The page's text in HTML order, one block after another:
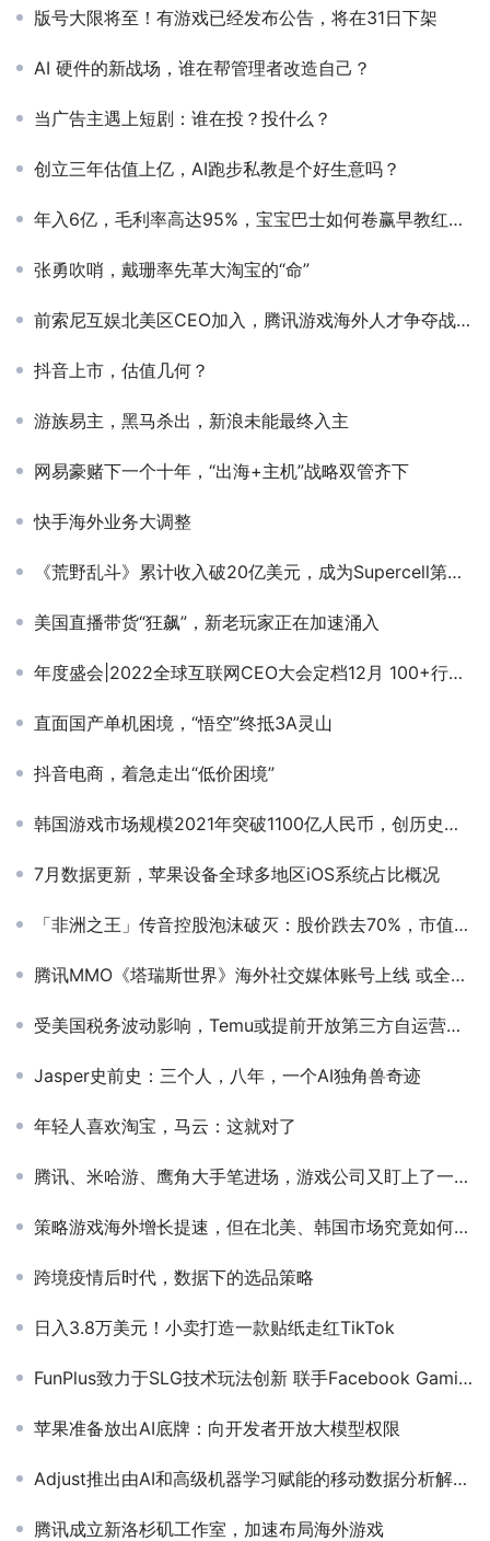
版号大限将至！有游戏已经发布公告，将在31日下架
AI 硬件的新战场，谁在帮管理者改造自己？
当广告主遇上短剧：谁在投？投什么？
创立三年估值上亿，AI跑步私教是个好生意吗？
年入6亿，毛利率高达95%，宝宝巴士如何卷赢早教红海？
张勇吹哨，戴珊率先革大淘宝的“命”
前索尼互娱北美区CEO加入，腾讯游戏海外人才争夺战又进一员
抖音上市，估值几何？
游族易主，黑马杀出，新浪未能最终入主
网易豪赌下一个十年，“出海+主机”战略双管齐下
快手海外业务大调整
《荒野乱斗》累计收入破20亿美元，成为Supercell第四款达到这一成就的产品
美国直播带货“狂飙”，新老玩家正在加速涌入
年度盛会|2022全球互联网CEO大会定档12月 100+行业CXO确认出席GICC
直面国产单机困境，“悟空”终抵3A灵山
抖音电商，着急走出“低价困境”
韩国游戏市场规模2021年突破1100亿人民币，创历史新高
7月数据更新，苹果设备全球多地区iOS系统占比概况
「非洲之王」传音控股泡沫破灭：股价跌去70%，市值蒸发1500亿
腾讯MMO《塔瑞斯世界》海外社交媒体账号上线 或全球同步推出
受美国税务波动影响，Temu或提前开放第三方自运营店铺入驻
Jasper史前史：三个人，八年，一个AI独角兽奇迹
年轻人喜欢淘宝，马云：这就对了
腾讯、米哈游、鹰角大手笔进场，游戏公司又盯上了一条新赛道
策略游戏海外增长提速，但在北美、韩国市场究竟如何“拓圈”？
跨境疫情后时代，数据下的选品策略
日入3.8万美元！小卖打造一款贴纸走红TikTok
FunPlus致力于SLG技术玩法创新 联手Facebook Gaming加速云游戏扩张
苹果准备放出AI底牌：向开发者开放大模型权限
Adjust推出由AI和高级机器学习赋能的移动数据分析解决方案InSight,帮助营销人员解锁增量潜能
腾讯成立新洛杉矶工作室，加速布局海外游戏